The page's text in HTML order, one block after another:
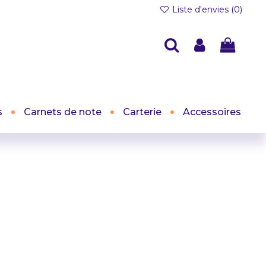
Liste d'envies (0)
Carnets de note Carterie Accessoires